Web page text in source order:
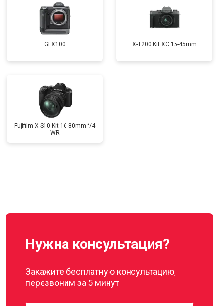
GFX100 X-T200 Kit XC 15-45mm
Fujifilm X-S10 Kit 16-80mm f/4
WR
Нужна консультация?
Закажите бесплатную консультацию,
перезвоним за 5 минут